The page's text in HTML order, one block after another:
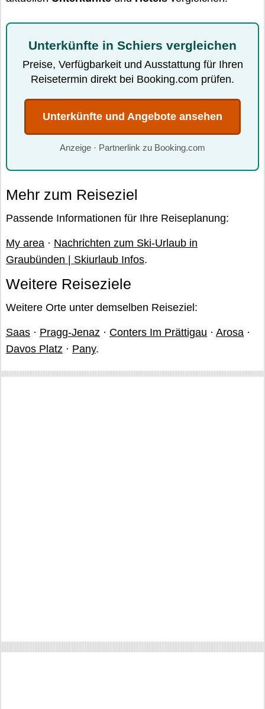
Unterkünfte in Schiers vergleichen
Preise, Verfügbarkeit und Ausstattung für Ihren
Reisetermin direkt bei Booking.com prüfen.
Unterkünfte und Angebote ansehen
Anzeige · Partnerlink zu Booking.com
Mehr zum Reiseziel
Passende Informationen für Ihre Reiseplanung:
My area · Nachrichten zum Ski-Urlaub in
Graubünden | Skiurlaub Infos.
Weitere Reiseziele
Weitere Orte unter demselben Reiseziel:
Saas · Pragg-Jenaz · Conters Im Prättigau · Arosa ·
Davos Platz · Pany.